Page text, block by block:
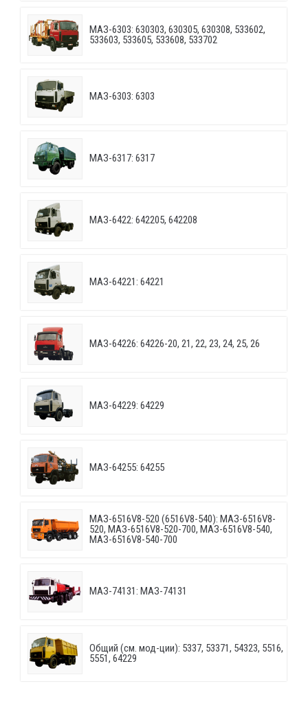
МАЗ-6303: 630303, 630305, 630308, 533602,
533603, 533605, 533608, 533702
МАЗ-6303: 6303
МАЗ-6317: 6317
МАЗ-6422: 642205, 642208
МАЗ-64221: 64221
МАЗ-64226: 64226-20, 21, 22, 23, 24, 25, 26
МАЗ-64229: 64229
МАЗ-64255: 64255
МАЗ-6516V8-520 (6516V8-540): МАЗ-6516V8-
520, МАЗ-6516V8-520-700, МАЗ-6516V8-540,
МАЗ-6516V8-540-700
МАЗ-74131: МАЗ-74131
Общий (см. мод-ции): 5337, 53371, 54323, 5516,
5551, 64229